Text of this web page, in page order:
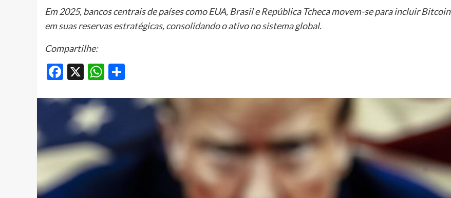
Em 2025, bancos centrais de países como EUA, Brasil e República Tcheca movem-se para incluir Bitcoin
em suas reservas estratégicas, consolidando o ativo no sistema global.
Compartilhe:
Facebook
X WhatsApp